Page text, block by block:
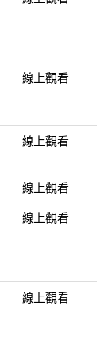
線上觀看
線上觀看
線上觀看
線上觀看
線上觀看